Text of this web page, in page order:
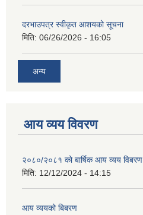
दरभाउपत्र स्वीकृत आशयको सूचना
मिति: 06/26/2026 - 16:05
अन्य
आय व्यय विवरण
२०८०/२०८१ को बार्षिक आय व्यय विबरण
मिति: 12/12/2024 - 14:15
आय व्ययको बिबरण